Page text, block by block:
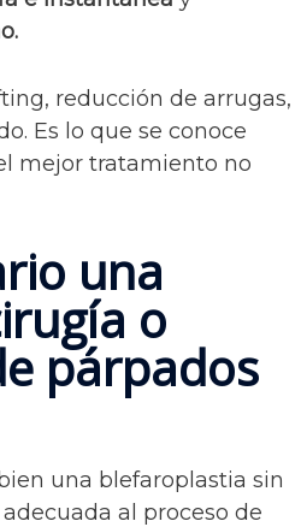
reducción de arrugas,
Es lo que se conoce
mejor tratamiento no
una
o
párpados
una blefaroplastia sin
al proceso de